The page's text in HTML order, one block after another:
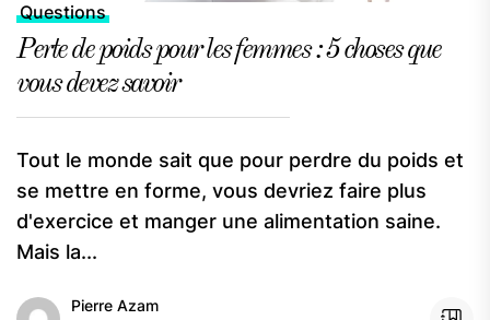
Questions
Perte de poids pour les femmes : 5 choses que
vous devez savoir
Tout le monde sait que pour perdre du poids et
se mettre en forme, vous devriez faire plus
d'exercice et manger une alimentation saine.
Mais la...
Pierre Azam